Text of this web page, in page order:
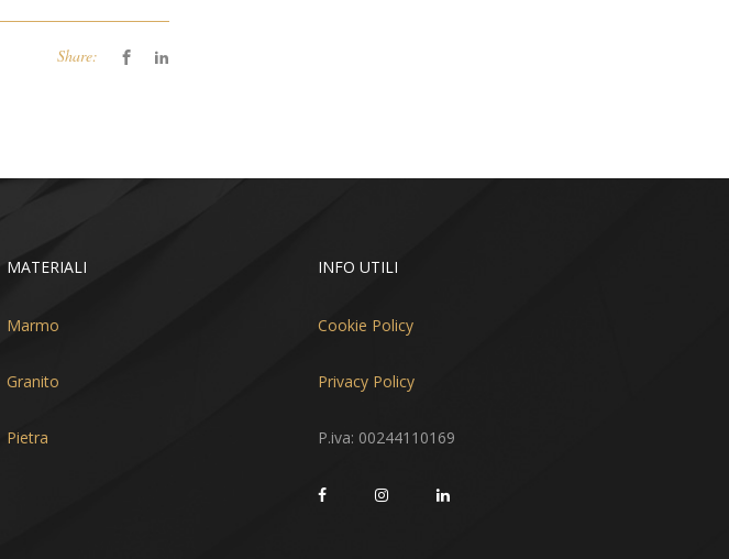
Share:
MATERIALI
Marmo
Granito
Pietra
INFO UTILI
Cookie Policy
Privacy Policy
P.iva: 00244110169